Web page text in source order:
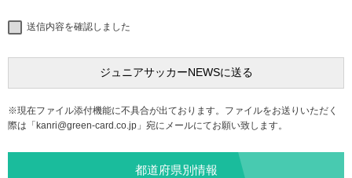
送信内容を確認しました
※現在ファイル添付機能に不具合が出ております。ファイルをお送りいただく
際は「 kanri@green-card.co.jp 」宛にメールにてお願い致します。
都道府県別情報